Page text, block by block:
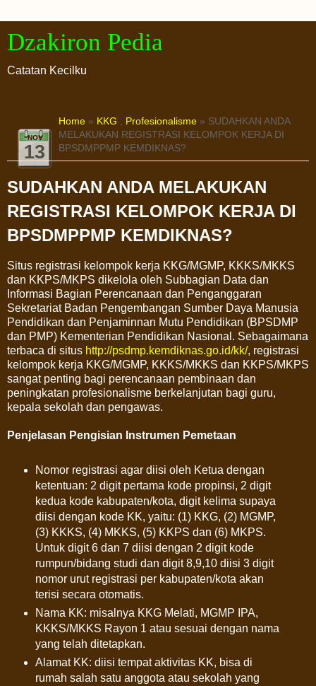
Dzakiron Pedia
Catatan Kecilku
NOV
13
Home » KKG , Profesionalisme » SUDAHKAN ANDA
MELAKUKAN REGISTRASI KELOMPOK KERJA DI
BPSDMPPMP KEMDIKNAS?
SUDAHKAN ANDA MELAKUKAN
REGISTRASI KELOMPOK KERJA DI
BPSDMPPMP KEMDIKNAS?
Situs registrasi kelompok kerja KKG/MGMP, KKKS/MKKS
dan KKPS/MKPS dikelola oleh Subbagian Data dan
Informasi Bagian Perencanaan dan Penganggaran
Sekretariat Badan Pengembangan Sumber Daya Manusia
Pendidikan dan Penjaminnan Mutu Pendidikan (BPSDMP
dan PMP) Kementerian Pendidikan Nasional. Sebagaimana
terbaca di situs http://psdmp.kemdiknas.go.id/kk/, registrasi
kelompok kerja KKG/MGMP, KKKS/MKKS dan KKPS/MKPS
sangat penting bagi perencanaan pembinaan dan
peningkatan profesionalisme berkelanjutan bagi guru,
kepala sekolah dan pengawas.
Penjelasan Pengisian Instrumen Pemetaan
Nomor registrasi agar diisi oleh Ketua dengan
ketentuan: 2 digit pertama kode propinsi, 2 digit
kedua kode kabupaten/kota, digit kelima supaya
diisi dengan kode KK, yaitu: (1) KKG, (2) MGMP,
(3) KKKS, (4) MKKS, (5) KKPS dan (6) MKPS.
Untuk digit 6 dan 7 diisi dengan 2 digit kode
rumpun/bidang studi dan digit 8,9,10 diisi 3 digit
nomor urut registrasi per kabupaten/kota akan
terisi secara otomatis.
Nama KK: misalnya KKG Melati, MGMP IPA,
KKKS/MKKS Rayon 1 atau sesuai dengan nama
yang telah ditetapkan.
Alamat KK: diisi tempat aktivitas KK, bisa di
rumah salah satu anggota atau sekolah yang